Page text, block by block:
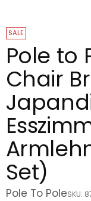
SALE
Pole to
Chair
Set)
Pole To PoleSKU: